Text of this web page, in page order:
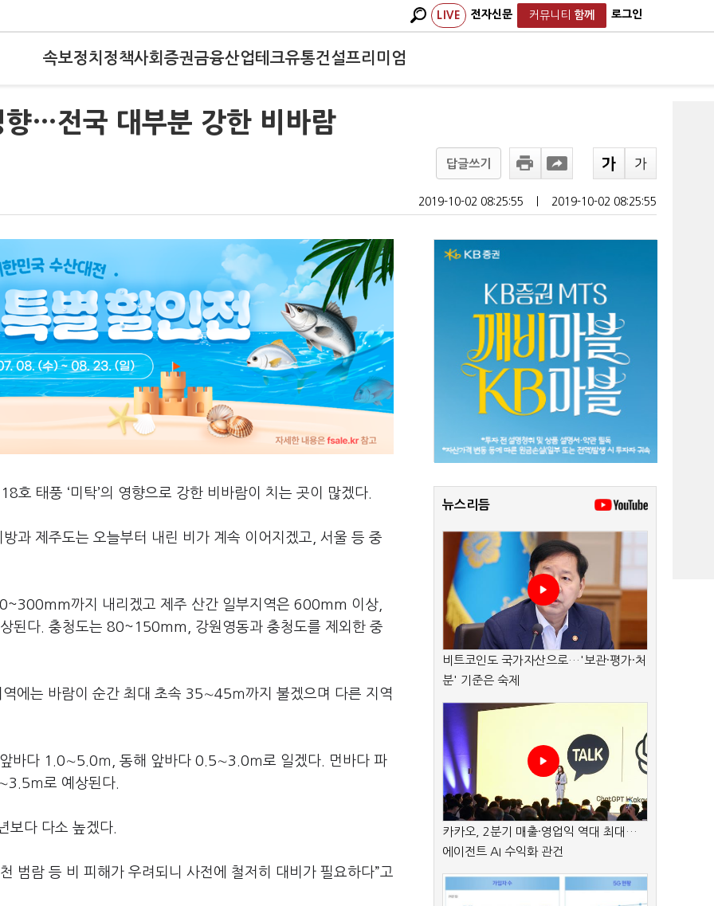
LIVE 전자신문 커뮤니티 함께 로그인
속보정치 정책사회 증권금융산업테크유통건설프리미엄
향…전국 대부분 강한 비바람
답글쓰기
2019-10-02 08:25:55 2019-10-02 08:25:55
태풍 ‘미탁’의 영향으로 강한 비바람이 치는 곳이 많겠다.
과 제주도는 오늘부터 내린 비가 계속 이어지겠고, 서울 등 중
까지 내리겠고 제주 산간 일부지역은 600mm 이상,
된다. 충청도는 80~150mm, 강원영동과 충청도를 제외한 중
에는 바람이 순간 최대 초속 35∼45ｍ까지 불겠으며 다른 지역
바다 1.0∼5.0ｍ, 동해 앞바다 0.5∼3.0ｍ로 일겠다. 먼바다 파
ｍ로 예상된다.
다 다소 높겠다.
범람 등 비 피해가 우려되니 사전에 철저히 대비가 필요하다”고
뉴스리듬
비트코인도 국가자산으로…'보관·평가·처
분' 기준은 숙제
카카오, 2분기 매출·영업익 역대 최대…
에이전트 AI 수익화 관건